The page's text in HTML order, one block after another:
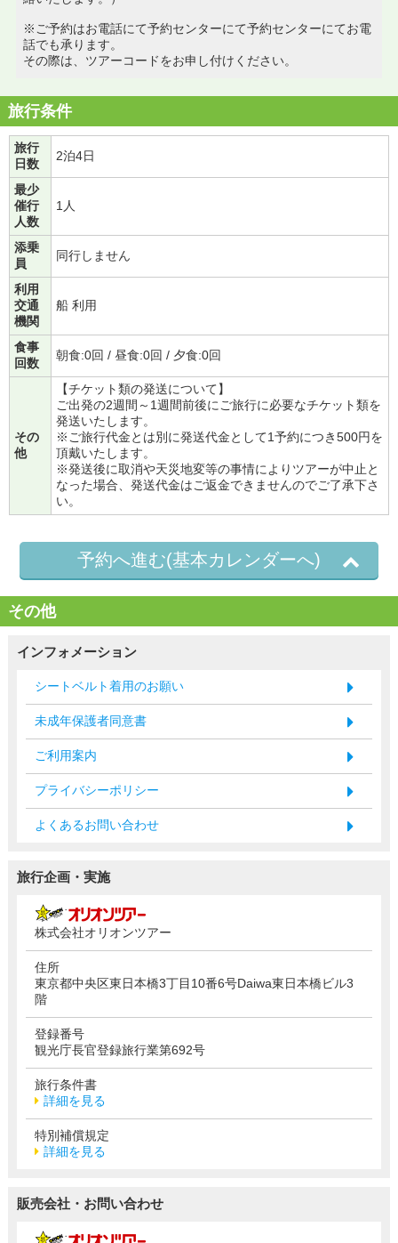
※ご予約はお電話にて予約センターにて予約センターにてお電
話でも承ります。
その際は、ツアーコードをお申し付けください。
旅行条件
旅行
日数
2泊4日
最少
催行
人数
1人
添乗
員
同行しません
利用
交通
機関
船 利用
食事
回数
朝食:0回 / 昼食:0回 / 夕食:0回
その
他
【チケット類の発送について】
ご出発の2週間～1週間前後にご旅行に必要なチケット類を
発送いたします。
※ご旅行代金とは別に発送代金として1予約につき500円を
頂戴いたします。
※発送後に取消や天災地変等の事情によりツアーが中止と
なった場合、発送代金はご返金できませんのでご了承下さ
い。
予約へ進む(基本カレンダーへ)
その他
インフォメーション
シートベルト着用のお願い
未成年保護者同意書
ご利用案内
プライバシーポリシー
よくあるお問い合わせ
旅行企画・実施
株式会社オリオンツアー
住所
東京都中央区東日本橋3丁目10番6号Daiwa東日本橋ビル3
階
登録番号
観光庁長官登録旅行業第692号
旅行条件書
詳細を見る
特別補償規定
詳細を見る
販売会社・お問い合わせ